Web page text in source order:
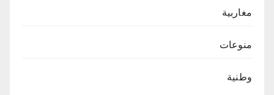
مغاربية
منوعات
وطنية